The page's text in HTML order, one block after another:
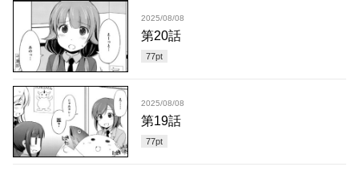
2025/08/08
第20話
77pt
2025/08/08
第19話
77pt